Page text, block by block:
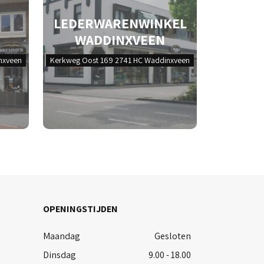
LEDERWARENWINKEL
WADDINXVEEN
Kerkweg Oost 169 2741 HC Waddinxveen
OPENINGSTIJDEN
Maandag
Gesloten
Dinsdag
9.00 - 18.00